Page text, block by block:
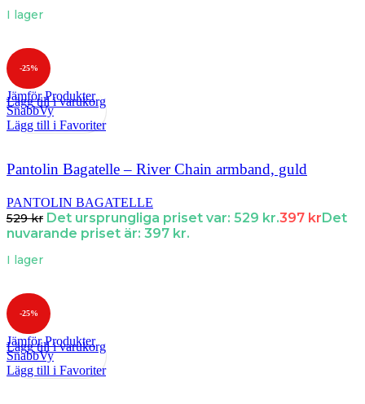
I lager
-25%
Jämför Produkter
SnabbVy
Lägg till i Favoriter
Lägg till i varukorg
Pantolin Bagatelle – River Chain armband, guld
PANTOLIN BAGATELLE
529kr Det ursprungliga priset var: 529 kr.397 krDet
nuvarande priset är: 397 kr.
I lager
-25%
Jämför Produkter
SnabbVy
Lägg till i Favoriter
Lägg till i varukorg